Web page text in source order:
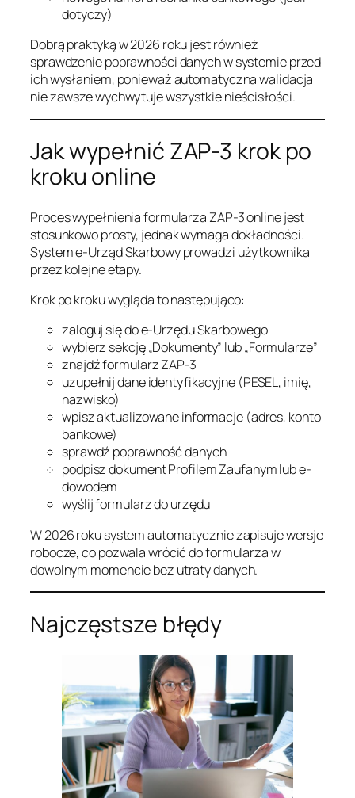
dotyczy)
Dobrą praktyką w 2026 roku jest również
sprawdzenie poprawności danych w systemie przed
ich wysłaniem, ponieważ automatyczna walidacja
nie zawsze wychwytuje wszystkie nieścisłości.
Jak wypełnić ZAP-3 krok po
kroku online
Proces wypełnienia formularza ZAP-3 online jest
stosunkowo prosty, jednak wymaga dokładności.
System e-Urząd Skarbowy prowadzi użytkownika
przez kolejne etapy.
Krok po kroku wygląda to następująco:
zaloguj się do e-Urzędu Skarbowego
wybierz sekcję „Dokumenty” lub „Formularze”
znajdź formularz ZAP-3
uzupełnij dane identyfikacyjne (PESEL, imię,
nazwisko)
wpisz aktualizowane informacje (adres, konto
bankowe)
sprawdź poprawność danych
podpisz dokument Profilem Zaufanym lub e-
dowodem
wyślij formularz do urzędu
W 2026 roku system automatycznie zapisuje wersje
robocze, co pozwala wrócić do formularza w
dowolnym momencie bez utraty danych.
Najczęstsze błędy